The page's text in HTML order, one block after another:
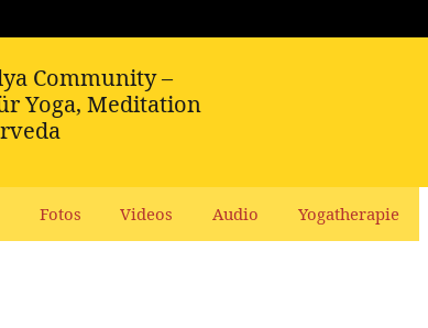
Fotos Videos Audio Yogatherapie